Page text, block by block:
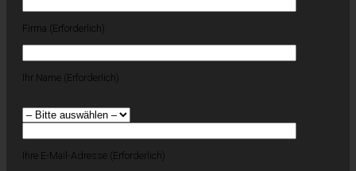
Firma (Erforderlich)
Ihr Name (Erforderlich)
Ihre E-Mail-Adresse (Erforderlich)